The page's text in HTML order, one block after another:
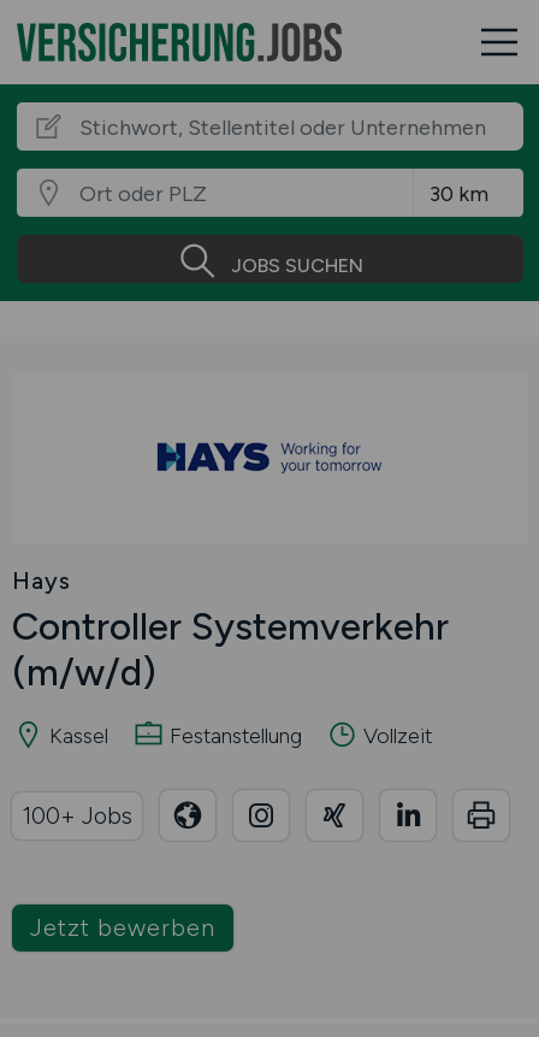
JOBS SUCHEN
Hays
Controller Systemverkehr
(m/w/d)
Kassel Festanstellung Vollzeit
Jetzt bewerben
100+ Jobs